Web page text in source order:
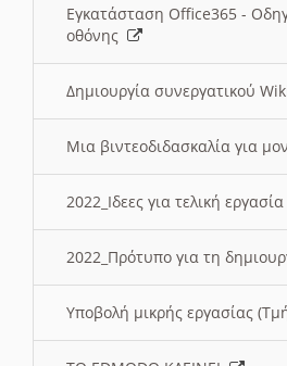
Εγκατάσταση Office365 -
οθόνης
Δημιουργία συνεργατικού
Μια βιντεοδιδασκαλία για
2022_Ιδεες για τελική
2022_Πρότυπο για τη
Υποβολή μικρής εργασίας